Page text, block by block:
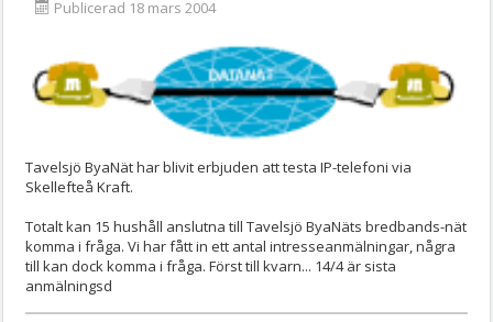
Publicerad 18 mars 2004
Tavelsjö ByaNät har blivit erbjuden att testa IP-telefoni via
Skellefteå Kraft.
Totalt kan 15 hushåll anslutna till Tavelsjö ByaNäts bredbands-nät
komma i fråga. Vi har fått in ett antal intresseanmälningar, några
till kan dock komma i fråga. Först till kvarn... 14/4 är sista
anmälningsd